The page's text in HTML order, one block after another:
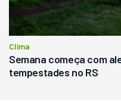
Clima
Semana começa com
tempestades no RS